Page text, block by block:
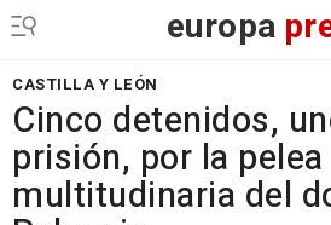
europa
CASTILLA Y LEÓN
Cinco detenidos,
prisión, por la pelea
multitudinaria del